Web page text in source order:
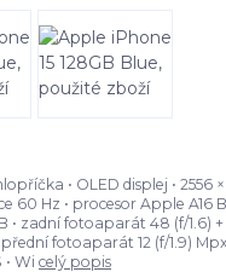
• OLED displej • 2556 ×
60 Hz • procesor Apple A16
• zadní fotoaparát 48 (f/1.6) +
fotoaparát 12 (f/1.9) Mpx
• Wi celý popis